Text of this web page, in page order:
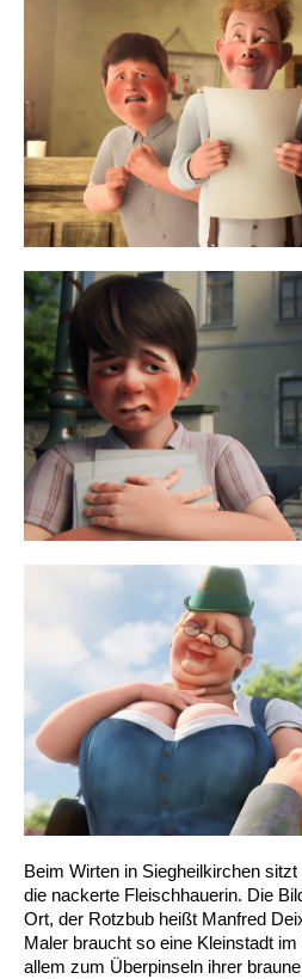
Beim Wirten in Siegheilkirchen
die nackerte Fleischhauerin. Die
Ort, der Rotzbub heißt Manfred
Maler braucht so eine Kleinstadt
allem zum Überpinseln ihrer